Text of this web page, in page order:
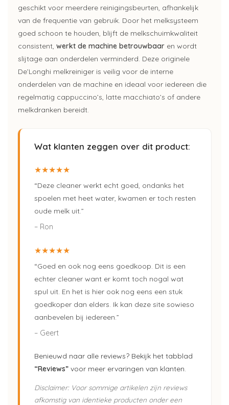
geschikt voor meerdere reinigingsbeurten, afhankelijk
van de frequentie van gebruik. Door het melksysteem
goed schoon te houden, blijft de melkschuimkwaliteit
consistent, werkt de machine betrouwbaar en wordt
slijtage aan onderdelen verminderd. Deze originele
De’Longhi melkreiniger is veilig voor de interne
onderdelen van de machine en ideaal voor iedereen die
regelmatig cappuccino’s, latte macchiato’s of andere
melkdranken bereidt.
Wat klanten zeggen over dit product:
★★★★★
“Deze cleaner werkt echt goed, ondanks het
spoelen met heet water, kwamen er toch resten
oude melk uit.”
– Ron
★★★★★
“Goed en ook nog eens goedkoop. Dit is een
echter cleaner want er komt toch nogal wat
spul uit. En het is hier ook nog eens een stuk
goedkoper dan elders. Ik kan deze site sowieso
aanbevelen bij iedereen.”
– Geert
Benieuwd naar alle reviews? Bekijk het tabblad
“Reviews” voor meer ervaringen van klanten.
Disclaimer: Voor sommige artikelen zijn reviews
afkomstig van identieke producten onder een